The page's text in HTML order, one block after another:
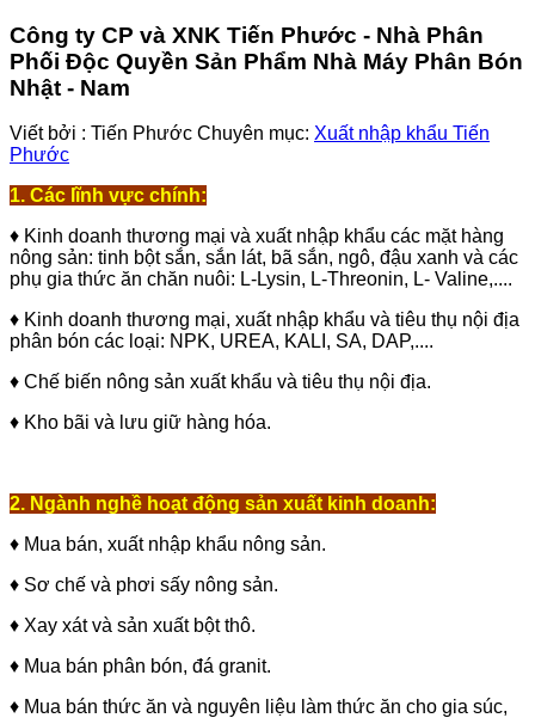
Công ty CP và XNK Tiến Phước - Nhà Phân
Phối Độc Quyền Sản Phẩm Nhà Máy Phân Bón
Nhật - Nam
Viết bởi : Tiến Phước Chuyên mục: Xuất nhập khẩu Tiến
Phước
1. Các lĩnh vực chính:
♦ Kinh doanh thương mại và xuất nhập khẩu các mặt hàng
nông sản: tinh bột sắn, sắn lát, bã sắn, ngô, đậu xanh và các
phụ gia thức ăn chăn nuôi: L-Lysin, L-Threonin, L- Valine,....
♦ Kinh doanh thương mại, xuất nhập khẩu và tiêu thụ nội địa
phân bón các loại: NPK, UREA, KALI, SA, DAP,....
♦ Chế biến nông sản xuất khẩu và tiêu thụ nội địa.
♦ Kho bãi và lưu giữ hàng hóa.
2. Ngành nghề hoạt động sản xuất kinh doanh:
♦ Mua bán, xuất nhập khẩu nông sản.
♦ Sơ chế và phơi sấy nông sản.
♦ Xay xát và sản xuất bột thô.
♦ Mua bán phân bón, đá granit.
♦ Mua bán thức ăn và nguyên liệu làm thức ăn cho gia súc,